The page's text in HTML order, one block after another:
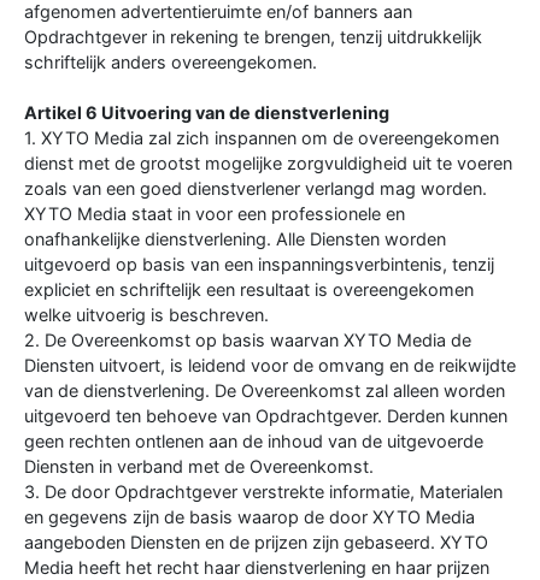
afgenomen advertentieruimte en/of banners aan
Opdrachtgever in rekening te brengen, tenzij uitdrukkelijk
schriftelijk anders overeengekomen.
Artikel 6 Uitvoering van de dienstverlening
1. XYTO Media zal zich inspannen om de overeengekomen
dienst met de grootst mogelijke zorgvuldigheid uit te voeren
zoals van een goed dienstverlener verlangd mag worden.
XYTO Media staat in voor een professionele en
onafhankelijke dienstverlening. Alle Diensten worden
uitgevoerd op basis van een inspanningsverbintenis, tenzij
expliciet en schriftelijk een resultaat is overeengekomen
welke uitvoerig is beschreven.
2. De Overeenkomst op basis waarvan XYTO Media de
Diensten uitvoert, is leidend voor de omvang en de reikwijdte
van de dienstverlening. De Overeenkomst zal alleen worden
uitgevoerd ten behoeve van Opdrachtgever. Derden kunnen
geen rechten ontlenen aan de inhoud van de uitgevoerde
Diensten in verband met de Overeenkomst.
3. De door Opdrachtgever verstrekte informatie, Materialen
en gegevens zijn de basis waarop de door XYTO Media
aangeboden Diensten en de prijzen zijn gebaseerd. XYTO
Media heeft het recht haar dienstverlening en haar prijzen